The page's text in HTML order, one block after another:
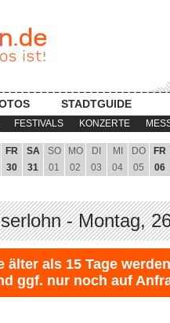
FESTIVALS KONZERTE
STADTGUIDE
FR
30
SA
31
SO
01
MO
02
DI
03
MI
04
DO
05
FR
06
- Montag,
älter als 15 Tage
ggf. nur noch auf